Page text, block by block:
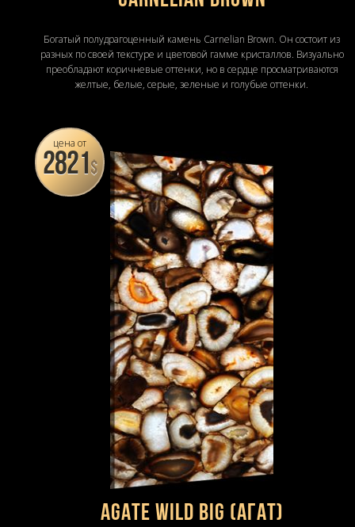
Богатый полудрагоценный камень Carnelian Brown. Он состоит из
разных по своей текстуре и цветовой гамме кристаллов. Визуально
преобладают коричневые оттенки, но в сердце просматриваются
желтые, белые, серые, зеленые и голубые оттенки.
цена от
2821$
AGATE WILD BIG (Агат)